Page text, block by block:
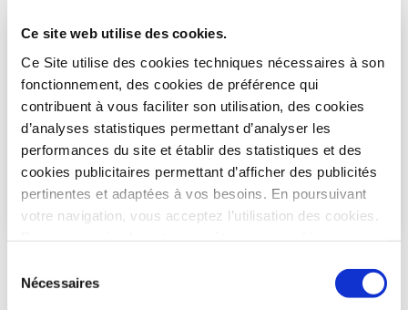
Ce site web utilise des cookies.
Ce Site utilise des cookies techniques nécessaires à son
fonctionnement, des cookies de préférence qui
contribuent à vous faciliter son utilisation, des cookies
d’analyses statistiques permettant d’analyser les
performances du site et établir des statistiques et des
cookies publicitaires permettant d’afficher des publicités
pertinentes et adaptées à vos besoins. En poursuivant
votre navigation, vous acceptez l’utilisation des cookies.
Nécessaires
23/07/2023